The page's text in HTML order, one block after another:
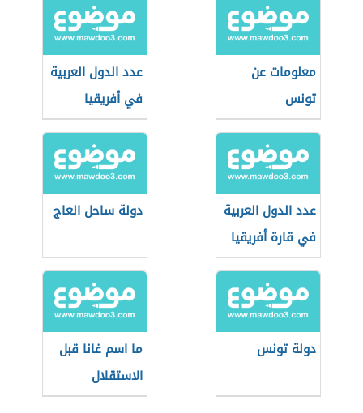
معلومات عن
تونس
عدد الدول العربية
في أفريقيا
عدد الدول العربية
في قارة أفريقيا
دولة ساحل العاج
دولة تونس
ما اسم غانا قبل
الاستقلال